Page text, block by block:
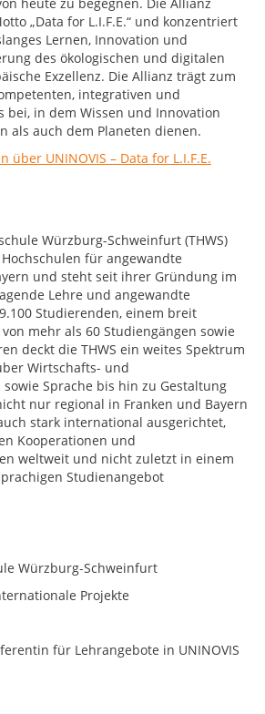
„Data for L.I.F.E.“ und konzentriert
Lernen, Innovation und
des ökologischen und digitalen
Exzellenz. Die Allianz trägt zum
integrativen und
bei, in dem Wissen und Innovation
als auch dem Planeten dienen.
über UNINOVIS – Data for L.I.F.E.
Würzburg-Schweinfurt (THWS)
für angewandte
und steht seit ihrer Gründung im
Lehre und angewandte
Studierenden, einem breit
mehr als 60 Studiengängen sowie
deckt die THWS ein weites Spektrum
Wirtschafts- und
Sprache bis hin zu Gestaltung
nur regional in Franken und Bayern
stark international ausgerichtet,
Kooperationen und
weltweit und nicht zuletzt in einem
Studienangebot
Würzburg-Schweinfurt
Projekte
für Lehrangebote in UNINOVIS